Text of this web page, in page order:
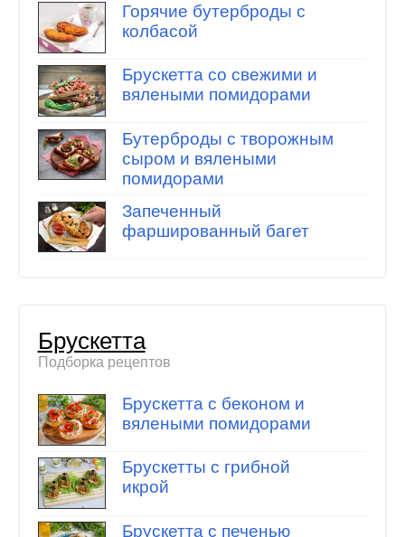
Горячие бутерброды с
колбасой
Брускетта со свежими и
вялеными помидорами
Бутерброды с творожным
сыром и вялеными
помидорами
Запеченный
фаршированный багет
Брускетта
Подборка рецептов
Брускетта с беконом и
вялеными помидорами
Брускетты с грибной
икрой
Брускетта с печенью